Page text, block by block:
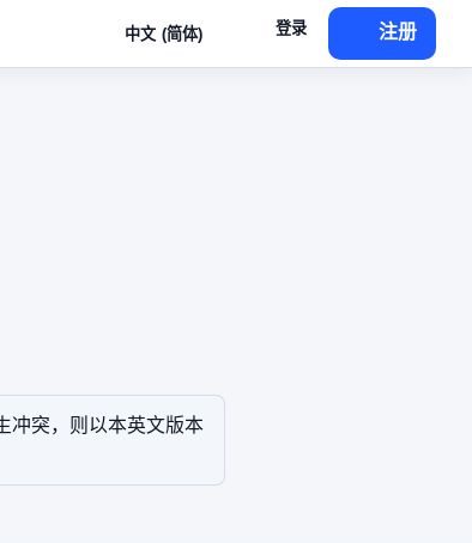
中文 (简体) 登录 注册
冲突，则以本英文版本